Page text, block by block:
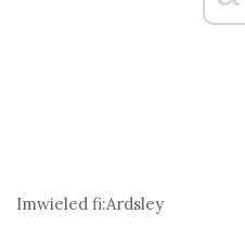
Imwieled fi:Ardsley